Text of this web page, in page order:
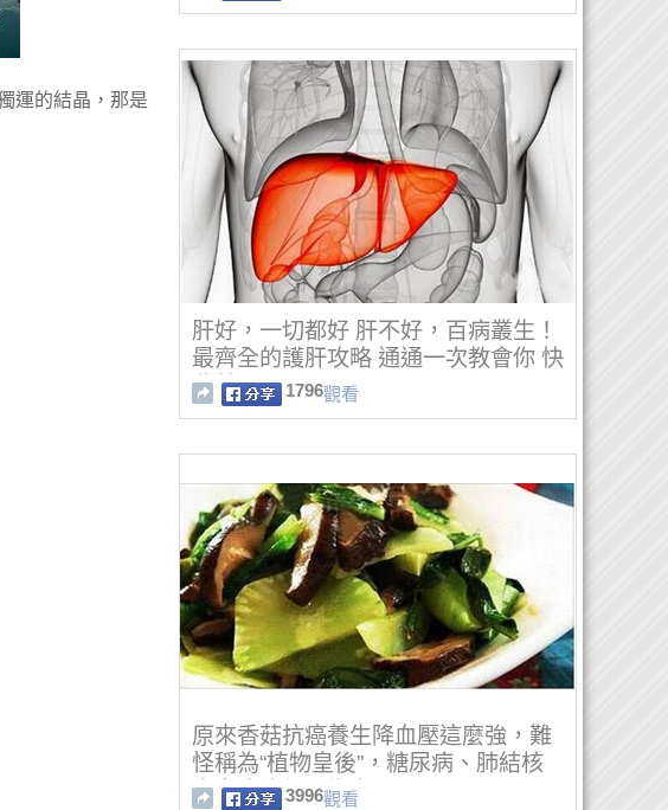
運的結晶，那是
肝好，一切都好 肝不好，百病叢生！
最齊全的護肝攻略 通通一次教會你 快
收著吧
1796觀看
原來香菇抗癌養生降血壓這麼強，難
怪稱為“植物皇後”，糖尿病、肺結核
太多疾病都要靠它！
3996觀看